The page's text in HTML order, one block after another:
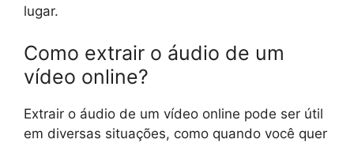
lugar.
Como extrair o áudio de um
vídeo online?
Extrair o áudio de um vídeo online pode ser útil
em diversas situações, como quando você quer